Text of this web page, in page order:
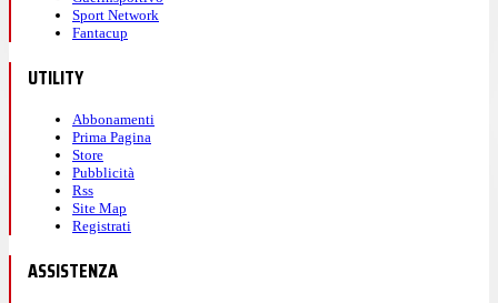
Sport Network
Fantacup
UTILITY
Abbonamenti
Prima Pagina
Store
Pubblicità
Rss
Site Map
Registrati
ASSISTENZA